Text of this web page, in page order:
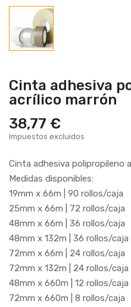
Cinta adhesiva
acrílico marrón
38,77 €
Impuestos excluidos
Cinta adhesiva polipropileno
Medidas disponibles:
19mm x 66m | 90 rollos/caja
25mm x 66m | 72 rollos/caja
48mm x 66m | 36 rollos/caja
48mm x 132m | 36 rollos/caja
72mm x 66m | 24 rollos/caja
72mm x 132m | 24 rollos/caja
48mm x 660m | 12 rollos/caja
72mm x 660m | 8 rollos/caja